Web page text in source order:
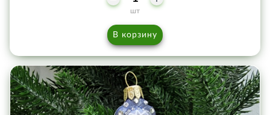
шт
В корзину